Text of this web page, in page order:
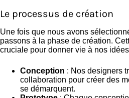
Le processus de création
Une fois que nous avons
passons à la phase de création.
cruciale pour donner vie à nos
Conception : Nos designers
collaboration pour créer des
se démarquent.